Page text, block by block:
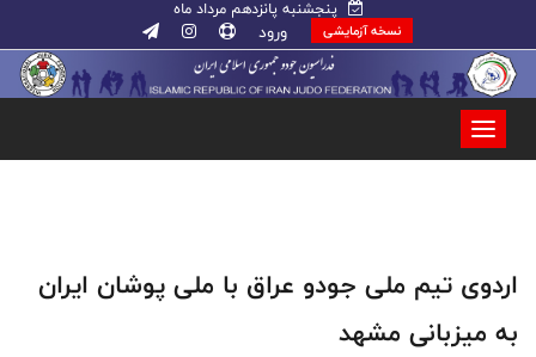
پنجشنبه پانزدهم مرداد ماه
نسخه آزمایشی ورود
اردوی تیم ملی جودو عراق با ملی پوشان ایران
به میزبانی مشهد